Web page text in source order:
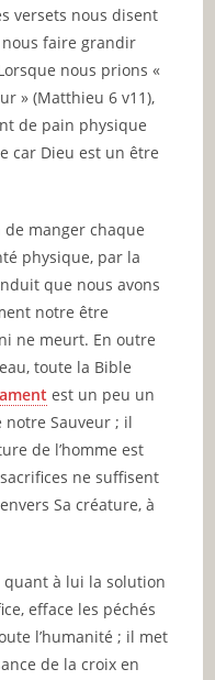
versets nous disent
nous faire grandir
nous prions «
» (Matthieu 6 v11),
de pain physique
car Dieu est un être
de manger chaque
physique, par la
que nous avons
notre être
ne meurt. En outre
toute la Bible
est un peu un
notre Sauveur ; il
de l’homme est
ne suffisent
Sa créature, à
quant à lui la solution
efface les péchés
l’humanité ; il met
de la croix en